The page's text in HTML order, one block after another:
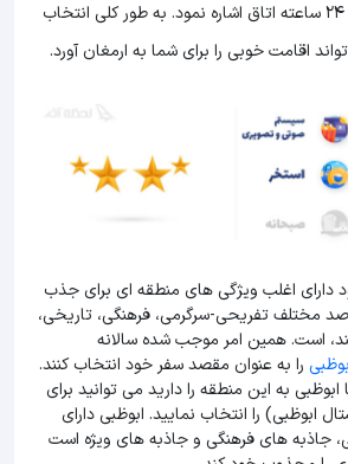
اتاق، لاندری و خدمات 24 ساعته اتاق اشاره نمود. به طور کلی انتخاب
اقامت خوبی را برای شما به ارمغان آورد.
دارای اغلب ویژگی های منطقه ای برای جذب
مختلف تفریحی-سرگرمی، فرهنگی، تاریخی،
است. همین امر موجب شده سالانه
را به عنوان مقصد سفر خود انتخاب کنند.
به این منطقه را دارید می توانید برای
ابوظبی) را انتخاب نمایید. ابوظبی دارای
جاذبه های فرهنگی و جاذبه های ویژه است